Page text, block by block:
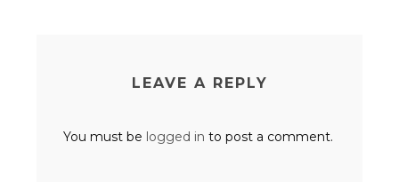
LEAVE A REPLY
You must be logged in to post a comment.